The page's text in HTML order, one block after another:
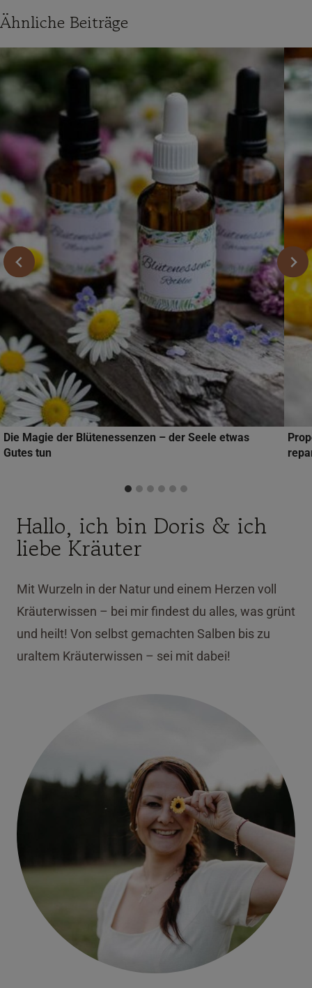
Ähnliche Beiträge
Die Magie der Blütenessenzen – der Seele etwas
Gutes tun
Hallo, ich bin Doris & ich
liebe Kräuter
Mit Wurzeln in der Natur und einem Herzen voll
Kräuterwissen – bei mir findest du alles, was grünt
und heilt! Von selbst gemachten Salben bis zu
uraltem Kräuterwissen – sei mit dabei!